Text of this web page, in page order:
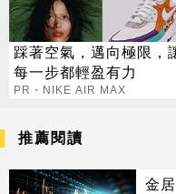
踩著空氣，邁向極限，
每一步都輕盈有力
PR・NIKE AIR MAX
推薦閱讀
金居出